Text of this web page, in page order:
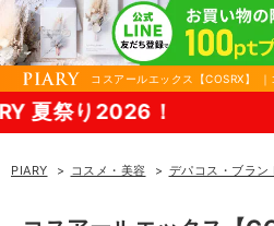
コスアールエックス【COSRX】
夏祭り2026！
PIARY コスメ・美容 デパコス・ブラン